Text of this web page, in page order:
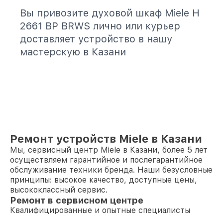
Вы привозите духовой шкаф Miele H
2661 BP BRWS лично или курьер
доставляет устройство в нашу
мастерскую в Казани
Ремонт устройств Miele в Казани
Мы, сервисный центр Miele в Казани, более 5 лет
осуществляем гарантийное и послегарантийное
обслуживание техники бренда. Наши безусловные
принципы: высокое качество, доступные цены,
высококлассный сервис.
Ремонт в сервисном центре
Квалифицированные и опытные специалисты